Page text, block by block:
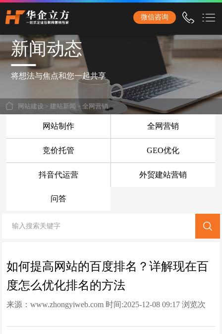
建设、品牌网站建设、响应式网站建设、手机网站建设、网站改版、竞价托管、小程
序开发等服务！
首页
网站建设
外贸网站建设
响应式网站建设
品牌网站建设
商城网站建设
竞价托管
全网营销
百家号代运营
爱采购代运营
微信咨询
新闻动态
将想法与焦点和您一起共享
网站建设 > 建站新闻 >全网营销
网站制作 全网营销
竞价托管 GEO优化
抖音代运营 外贸建站营销
问答
如何提高网站的百度排名？详解现在百
度怎么优化排名的方法
来源：www.zhongyiweb.com 时间:2025-12-08 09:17 浏览次
数:822次